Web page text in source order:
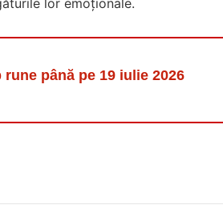
lor emoționale.
rune până pe 19 iulie 2026